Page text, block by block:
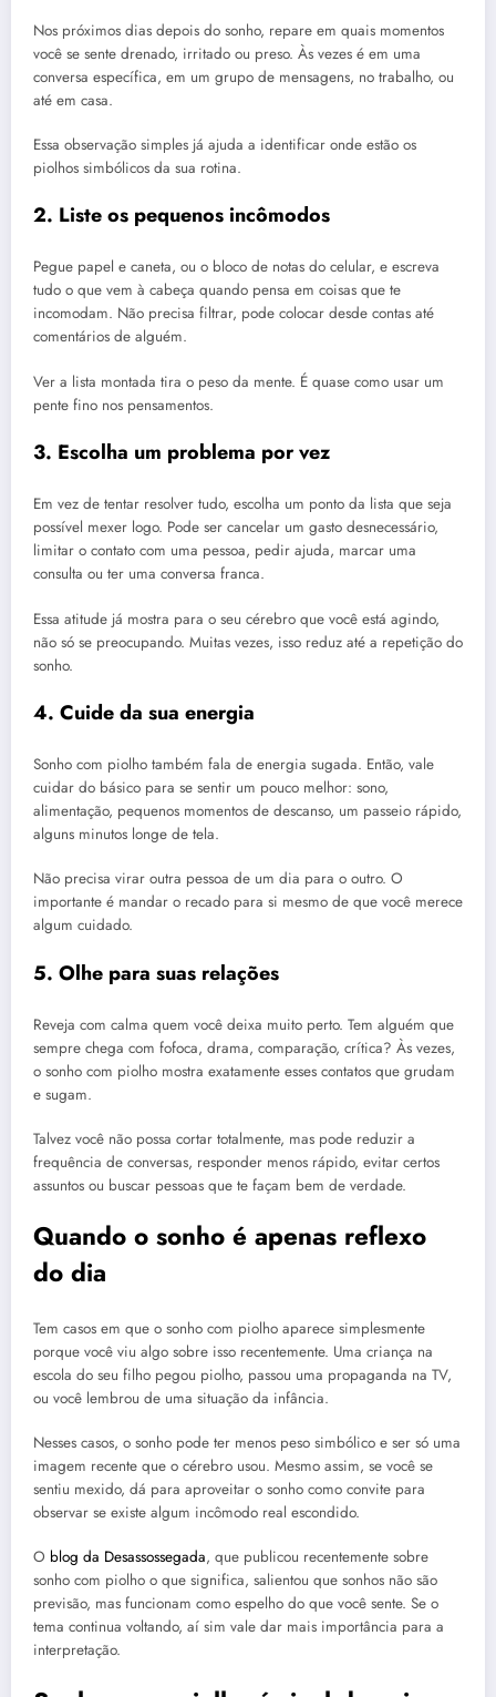
Nos próximos dias depois do sonho, repare em quais momentos
você se sente drenado, irritado ou preso. Às vezes é em uma
conversa específica, em um grupo de mensagens, no trabalho, ou
até em casa.
Essa observação simples já ajuda a identificar onde estão os
piolhos simbólicos da sua rotina.
2. Liste os pequenos incômodos
Pegue papel e caneta, ou o bloco de notas do celular, e escreva
tudo o que vem à cabeça quando pensa em coisas que te
incomodam. Não precisa filtrar, pode colocar desde contas até
comentários de alguém.
Ver a lista montada tira o peso da mente. É quase como usar um
pente fino nos pensamentos.
3. Escolha um problema por vez
Em vez de tentar resolver tudo, escolha um ponto da lista que seja
possível mexer logo. Pode ser cancelar um gasto desnecessário,
limitar o contato com uma pessoa, pedir ajuda, marcar uma
consulta ou ter uma conversa franca.
Essa atitude já mostra para o seu cérebro que você está agindo,
não só se preocupando. Muitas vezes, isso reduz até a repetição do
sonho.
4. Cuide da sua energia
Sonho com piolho também fala de energia sugada. Então, vale
cuidar do básico para se sentir um pouco melhor: sono,
alimentação, pequenos momentos de descanso, um passeio rápido,
alguns minutos longe de tela.
Não precisa virar outra pessoa de um dia para o outro. O
importante é mandar o recado para si mesmo de que você merece
algum cuidado.
5. Olhe para suas relações
Reveja com calma quem você deixa muito perto. Tem alguém que
sempre chega com fofoca, drama, comparação, crítica? Às vezes,
o sonho com piolho mostra exatamente esses contatos que grudam
e sugam.
Talvez você não possa cortar totalmente, mas pode reduzir a
frequência de conversas, responder menos rápido, evitar certos
assuntos ou buscar pessoas que te façam bem de verdade.
Quando o sonho é apenas reflexo
do dia
Tem casos em que o sonho com piolho aparece simplesmente
porque você viu algo sobre isso recentemente. Uma criança na
escola do seu filho pegou piolho, passou uma propaganda na TV,
ou você lembrou de uma situação da infância.
Nesses casos, o sonho pode ter menos peso simbólico e ser só uma
imagem recente que o cérebro usou. Mesmo assim, se você se
sentiu mexido, dá para aproveitar o sonho como convite para
observar se existe algum incômodo real escondido.
O blog da Desassossegada, que publicou recentemente sobre
sonho com piolho o que significa, salientou que sonhos não são
previsão, mas funcionam como espelho do que você sente. Se o
tema continua voltando, aí sim vale dar mais importância para a
interpretação.